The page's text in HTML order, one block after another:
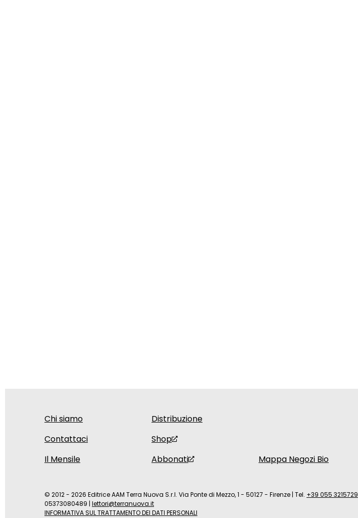
Chi siamo
Contattaci
Il Mensile
Distribuzione
Shop
Abbonati
Mappa Negozi Bio
© 2012 - 2026 Editrice AAM Terra Nuova S.r.l. Via Ponte di Mezzo, 1 - 50127 - Firenze | Tel. +39 055 3215729
05373080489 | lettori@terranuova.it
INFORMATIVA SUL TRATTAMENTO DEI DATI PERSONALI